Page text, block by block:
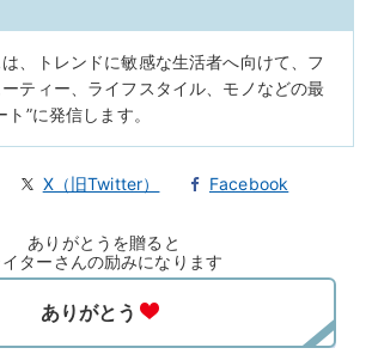
、トレンドに敏感な生活者へ向けて、フ
ティー、ライフスタイル、モノなどの最
”に発信します。
X（旧Twitter） Facebook
ありがとうを贈ると
イターさんの励みになります